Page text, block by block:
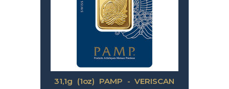
31,1g (1oz) PAMP - VERISCAN